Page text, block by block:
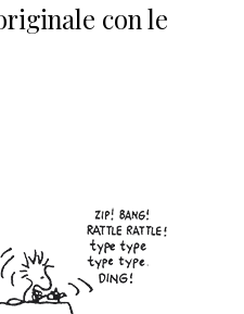
con le